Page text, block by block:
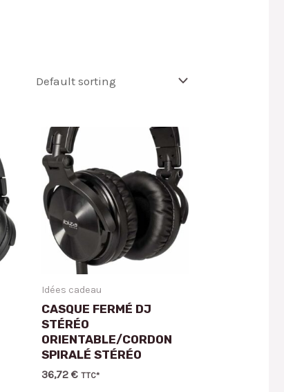
Idées cadeau
CASQUE FERMÉ DJ
STÉRÉO
ORIENTABLE/CORDON
SPIRALÉ STÉRÉO
36,72 € TTC*